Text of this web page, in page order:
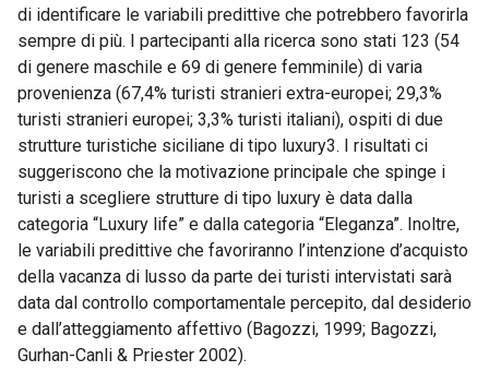
di identificare le variabili predittive che potrebbero favorirla
sempre di più. I partecipanti alla ricerca sono stati 123 (54
di genere maschile e 69 di genere femminile) di varia
provenienza (67,4% turisti stranieri extra-europei; 29,3%
turisti stranieri europei; 3,3% turisti italiani), ospiti di due
strutture turistiche siciliane di tipo luxury3. I risultati ci
suggeriscono che la motivazione principale che spinge i
turisti a scegliere strutture di tipo luxury è data dalla
categoria “Luxury life” e dalla categoria “Eleganza”. Inoltre,
le variabili predittive che favoriranno l’intenzione d’acquisto
della vacanza di lusso da parte dei turisti intervistati sarà
data dal controllo comportamentale percepito, dal desiderio
e dall’atteggiamento affettivo (Bagozzi, 1999; Bagozzi,
Gurhan-Canli & Priester 2002).